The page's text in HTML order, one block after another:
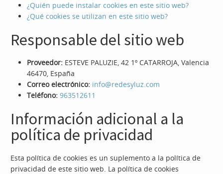
¿Quién puede instalar cookies en este sitio web?
¿Qué cookies se utilizan en este sitio web?
Responsable del sitio web
Proveedor: ESTEVE PALUZIE, 42 1º CATARROJA, Valencia
46470, España
Correo electrónico: info@redesyluz.com
Teléfono:963512611
Información adicional a la
política de privacidad
Esta política de cookies es un suplemento a la política de
privacidad de este sitio web. La política de cookies